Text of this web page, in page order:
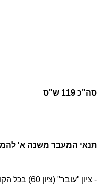
סה"כ 119 ש"ס
תנאי המעבר משנה א'
- ציון "עובר" (ציון 60) בכל הקורסים של שנה א'.